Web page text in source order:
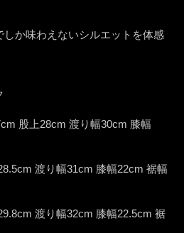
か味わえないシルエットを体感
股上28cm 渡り幅30cm 膝幅
渡り幅31cm 膝幅22cm 裾幅
渡り幅32cm 膝幅22.5cm 裾